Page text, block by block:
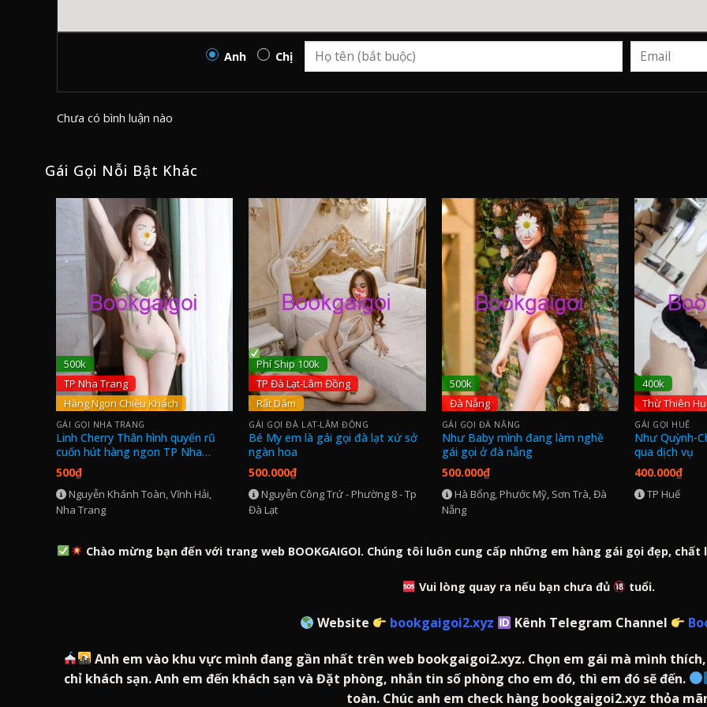
Anh Chị
Chưa có bình luận nào
Gái Gọi Nỗi Bật Khác
500k
TP Nha Trang
Hàng Ngon Chiều Khách
GÁI GỌI NHA TRANG
Linh Cherry Thân hình quyến rũ
cuốn hút hàng ngon TP Nha
Trang
500₫
Nguyễn Khánh Toàn, Vĩnh Hải,
Nha Trang
Phí Ship 100k
TP Đà Lạt-Lâm Đồng
Rất Dâm
GÁI GỌI ĐÀ LẠT-LÂM ĐỒNG
Bé My em là gái gọi đà lạt xứ sở
ngàn hoa
500.000₫
Nguyễn Công Trứ - Phường 8 - Tp
Đà Lạt
500k
Đà Nẵng
GÁI GỌI ĐÀ NẴNG
Như Baby mình đang làm nghề
gái gọi ở đà nẵng
500.000₫
Hà Bổng, Phước Mỹ, Sơn Trà, Đà
Nẵng
400k
Thừ Thiên
GÁI GỌI HUẾ
Như Quỳnh-
qua dịch vụ
400.000₫
TP Huế
Chào mừng bạn đến với trang web BOOKGAIGOI. Chúng tôi luôn cung cấp những em hàng gái gọi đẹp,
Vui lòng quay ra nếu bạn chưa đủ tuổi.
Website bookgaigoi2.xyz Kênh Telegram Channel
Anh em vào khu vực mình đang gần nhất trên web bookgaigoi2.xyz. Chọn em gái mà mình
chỉ khách sạn. Anh em đến khách sạn và Đặt phòng, nhắn tin số phòng cho em đó, thì em đó sẽ đến.
toàn. Chúc anh em check hàng bookgaigoi2.xyz thỏa